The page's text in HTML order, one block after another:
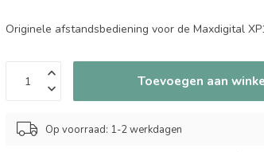
Originele afstandsbediening voor de Maxdigital
Toevoegen aan
Op voorraad: 1-2 werkdagen